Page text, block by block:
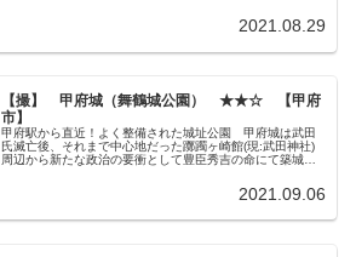
2021.08.29
【撮】 甲府城（舞鶴城公園） ★★☆ 【甲府
市】
甲府駅から直近！よく整備された城址公園 甲府城は武田
氏滅亡後、それまで中心地だった躑躅ヶ崎館(現:武田神社)
周辺から新たな政治の要衝として豊臣秀吉の命にて築城さ
2021.09.06